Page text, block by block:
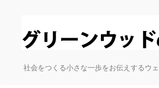
社会をつくる小さな一歩をお伝えするウ